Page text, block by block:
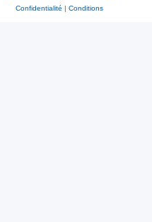
Confidentialité | Conditions